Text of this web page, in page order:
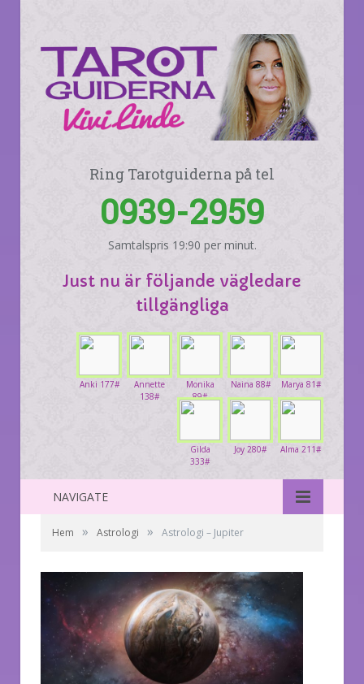
Ring Tarotguiderna på tel
0939-2959
Samtalspris 19:90 per minut.
Just nu är följande vägledare
tillgängliga
Marya 81#
Naina 88#
Monika
89#
Annette
138#
Anki 177#
Alma 211#
Joy 280#
Gilda
333#
NAVIGATE
Hem » Astrologi » Astrologi – Jupiter